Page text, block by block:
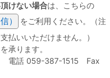
けない場合は、こちらの
）
をご利用ください。（注
払いいただけません。）
承ります。
電話 059-387-1515 Fax